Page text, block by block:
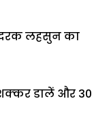
लहसुन का
डालें और 30